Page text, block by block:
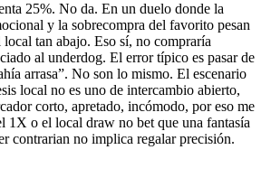
25%. No da. En un duelo donde la
y la sobrecompra del favorito pesan
tan abajo. Eso sí, no compraría
al underdog. El error típico es pasar de
arrasa”. No son lo mismo. El escenario
local no es uno de intercambio abierto,
corto, apretado, incómodo, por eso me
1X o el local draw no bet que una fantasía
contrarian no implica regalar precisión.